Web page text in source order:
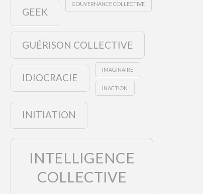
GEEK
GOUVERNANCE COLLECTIVE
GUÉRISON COLLECTIVE
IDIOCRACIE
IMAGINAIRE
INACTION
INITIATION
INTELLIGENCE
COLLECTIVE